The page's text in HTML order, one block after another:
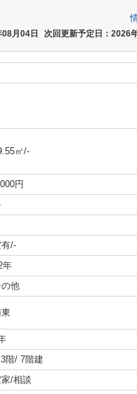
月04日 次回更新予定日：2026
㎡/-
円
/-
年
他
階/ 7階建
/相談